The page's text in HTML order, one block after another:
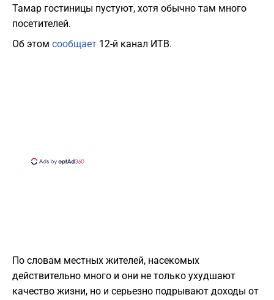
Тамар гостиницы пустуют, хотя обычно там много
посетителей.
Об этом сообщает 12-й канал ИТВ.
По словам местных жителей, насекомых
действительно много и они не только ухудшают
качество жизни, но и серьезно подрывают доходы от